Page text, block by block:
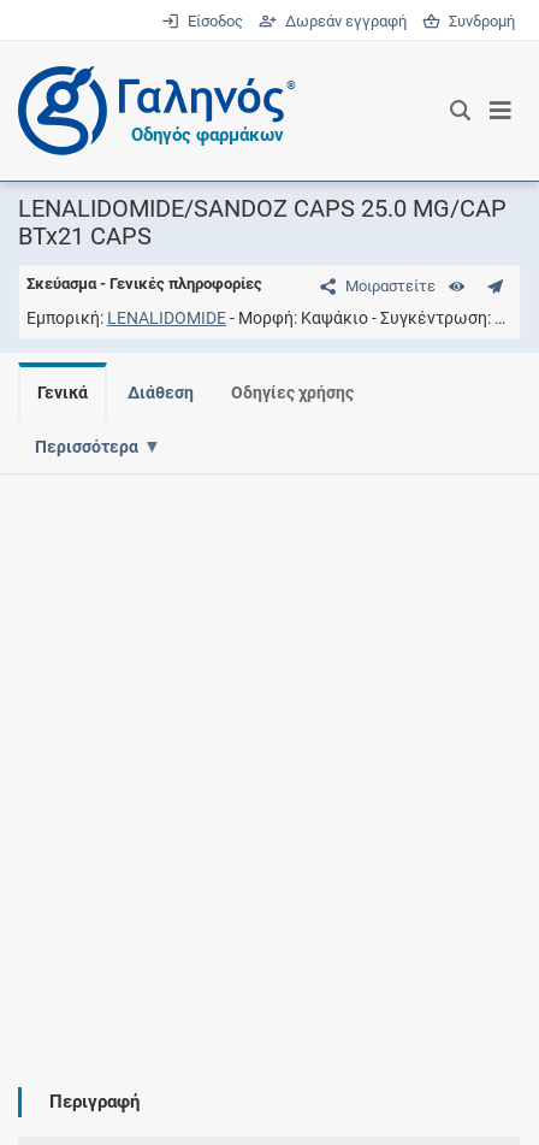
Είσοδος Δωρεάν εγγραφή Συνδρομή
®
Οδηγός φαρμάκων
LENALIDOMIDE/SANDOZ CAPS 25.0 MG/CAP
BTx21 CAPS
Μοιραστείτε
Σκεύασμα - Γενικές πληροφορίες
Εμπορική LENALIDOMIDE Μορφή Καψάκιο Συγκέντρωση
Γενικά Διάθεση Οδηγίες χρήσης
Περισσότερα
Περιγραφή